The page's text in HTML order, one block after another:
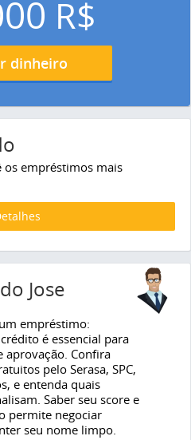
R$
dinheiro
os empréstimos mais
Jose
empréstimo:
é essencial para
aprovação. Confira
pelo Serasa, SPC,
e entenda quais
Saber seu score e
permite negociar
seu nome limpo.